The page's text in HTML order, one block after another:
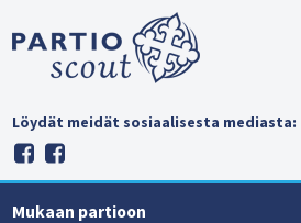
Löydät meidät sosiaalisesta mediasta:
Mukaan partioon